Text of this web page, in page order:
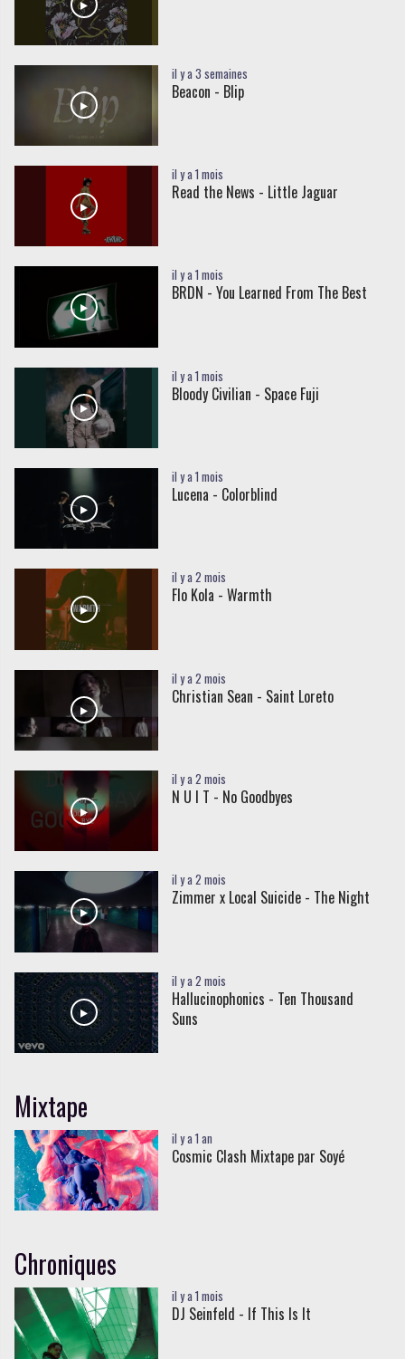
il y a 3 semaines
Beacon - Blip
il y a 1 mois
Read the News - Little Jaguar
il y a 1 mois
BRDN - You Learned From The Best
il y a 1 mois
Bloody Civilian - Space Fuji
il y a 1 mois
Lucena - Colorblind
il y a 2 mois
Flo Kola - Warmth
il y a 2 mois
Christian Sean - Saint Loreto
il y a 2 mois
N U I T - No Goodbyes
il y a 2 mois
Zimmer x Local Suicide - The Night
il y a 2 mois
Hallucinophonics - Ten Thousand
Suns
Mixtape
il y a 1 an
Cosmic Clash Mixtape par Soyé
Chroniques
il y a 1 mois
DJ Seinfeld - If This Is It